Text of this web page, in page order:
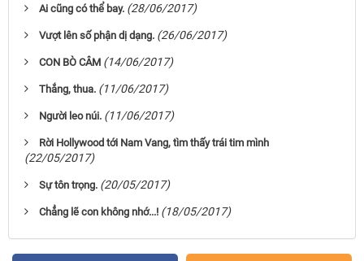
Ai cũng có thể bay. (28/06/2017)
Vượt lên số phận dị dạng. (26/06/2017)
CON BÒ CÂM (14/06/2017)
Thắng, thua. (11/06/2017)
Người leo núi. (11/06/2017)
Rời Hollywood tới Nam Vang, tìm thấy trái tim mình
(22/05/2017)
Sự tôn trọng. (20/05/2017)
Chẳng lẽ con không nhớ...! (18/05/2017)